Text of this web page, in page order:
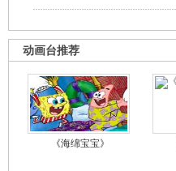
动画台推荐
《海绵宝宝》